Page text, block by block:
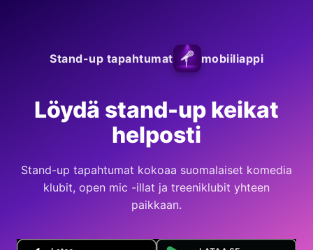
Stand-up tapahtumat mobiiliappi
Löydä stand-up keikat
helposti
Stand-up tapahtumat kokoaa suomalaiset komedia
klubit, open mic -illat ja treeniklubit yhteen
paikkaan.